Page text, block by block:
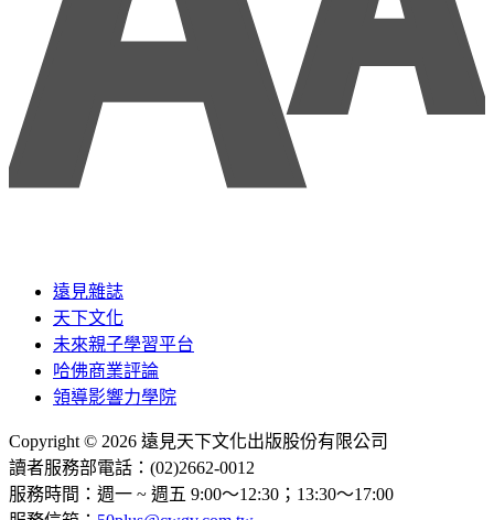
遠見雜誌
天下文化
未來親子學習平台
哈佛商業評論
領導影響力學院
Copyright © 2026 遠見天下文化出版股份有限公司
讀者服務部電話：(02)2662-0012
服務時間：週一 ~ 週五 9:00～12:30；13:30～17:00